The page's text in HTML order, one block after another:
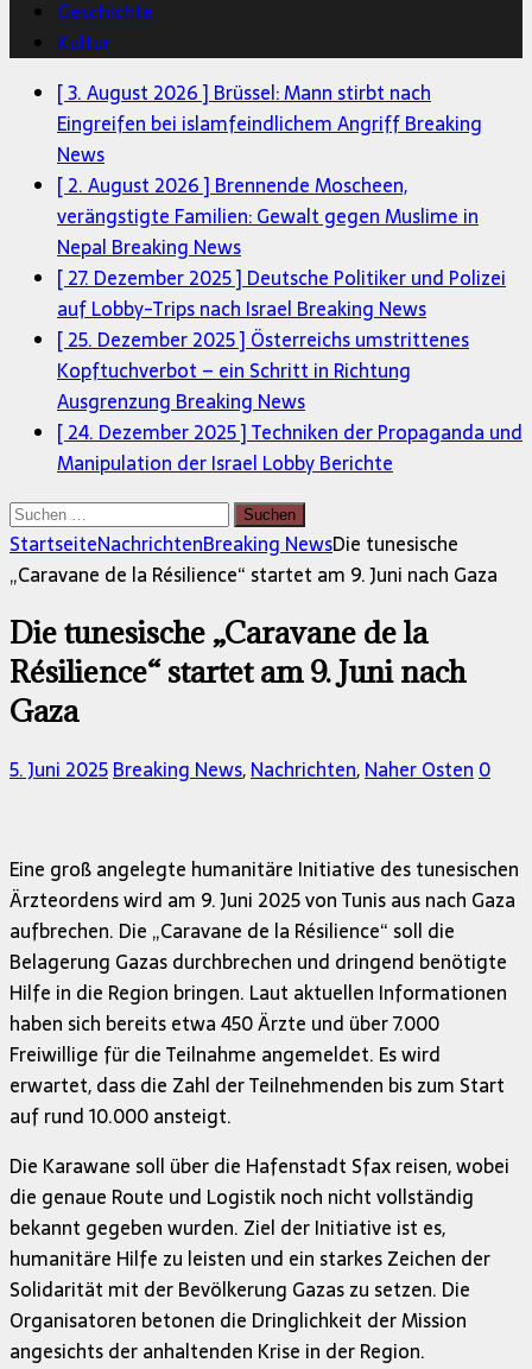
Geschichte
Kultur
[ 3. August 2026 ] Brüssel: Mann stirbt nach
Eingreifen bei islamfeindlichem AngriffBreaking
News
[ 2. August 2026 ] Brennende Moscheen,
verängstigte Familien: Gewalt gegen Muslime in
Nepal Breaking News
[ 27. Dezember 2025 ] Deutsche Politiker und Polizei
auf Lobby-Trips nach Israel Breaking News
[ 25. Dezember 2025 ] Österreichs umstrittenes
Kopftuchverbot – ein Schritt in Richtung
Ausgrenzung Breaking News
[ 24. Dezember 2025 ]Techniken der Propaganda und
Manipulation der Israel LobbyBerichte
Suchen
nach:
StartseiteNachrichtenBreaking NewsDie tunesische
„Caravane de la Résilience“ startet am 9. Juni nach Gaza
Die tunesische „Caravane de la
Résilience“ startet am 9. Juni nach
Gaza
5. Juni 2025Breaking News,Nachrichten,Naher Osten0
Eine groß angelegte humanitäre Initiative des tunesischen
Ärzteordens wird am 9. Juni 2025 von Tunis aus nach Gaza
aufbrechen. Die „Caravane de la Résilience“ soll die
Belagerung Gazas durchbrechen und dringend benötigte
Hilfe in die Region bringen. Laut aktuellen Informationen
haben sich bereits etwa 450 Ärzte und über 7.000
Freiwillige für die Teilnahme angemeldet. Es wird
erwartet, dass die Zahl der Teilnehmenden bis zum Start
auf rund 10.000 ansteigt.
Die Karawane soll über die Hafenstadt Sfax reisen, wobei
die genaue Route und Logistik noch nicht vollständig
bekannt gegeben wurden. Ziel der Initiative ist es,
humanitäre Hilfe zu leisten und ein starkes Zeichen der
Solidarität mit der Bevölkerung Gazas zu setzen. Die
Organisatoren betonen die Dringlichkeit der Mission
angesichts der anhaltenden Krise in der Region.